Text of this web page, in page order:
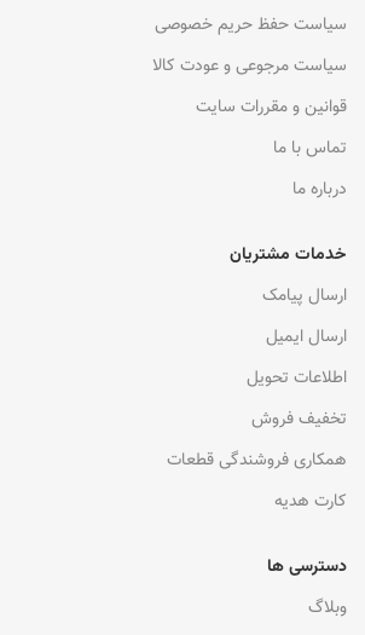
سیاست حفظ حریم خصوصی
سیاست مرجوعی و عودت کالا
قوانین و مقررات سایت
تماس با ما
درباره ما
خدمات مشتریان
ارسال پیامک
ارسال ایمیل
اطلاعات تحویل
تخفیف فروش
همکاری فروشندگی قطعات
کارت هدیه
دسترسی ها
وبلاگ